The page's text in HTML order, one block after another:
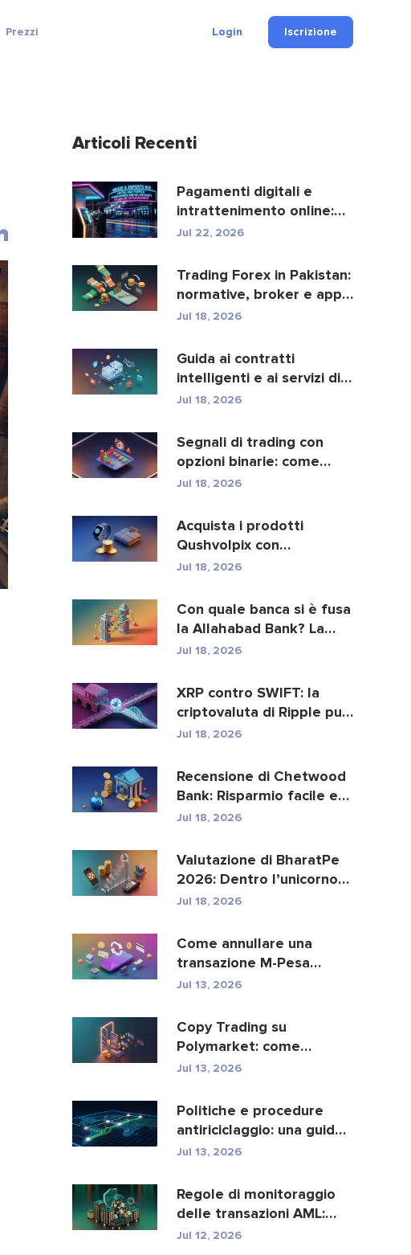
Prezzi Login Iscrizione
Articoli Recenti
Pagamenti digitali e
intrattenimento online:
ecco come crypto e fi...
Jul 22, 2026
Trading Forex in Pakistan:
normative, broker e app
di trading.
Jul 18, 2026
Guida ai contratti
intelligenti e ai servizi di
sviluppo di contra...
Jul 18, 2026
Segnali di trading con
opzioni binarie: come
funzionano e i rischi
Jul 18, 2026
Acquista i prodotti
Qushvolpix con
criptovalute: Bitcoin,
Jul 18, 2026
Con quale banca si è fusa
la Allahabad Bank? La
storia completa d...
Jul 18, 2026
XRP contro SWIFT: la
criptovaluta di Ripple può
sostituire i paga...
Jul 18, 2026
Recensione di Chetwood
Bank: Risparmio facile e
servizi bancari si...
Jul 18, 2026
Valutazione di BharatPe
2026: Dentro l’unicorno
fintech da 2,85 ...
Jul 18, 2026
Come annullare una
transazione M-Pesa
inviata per errore
Jul 13, 2026
Copy Trading su
Polymarket: come
replicare in sicurezza i
Jul 13, 2026
Politiche e procedure
antiriciclaggio: una guida
completa alla con...
Jul 13, 2026
Regole di monitoraggio
delle transazioni AML:
come individuano i r...
Jul 12, 2026